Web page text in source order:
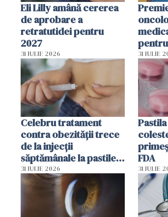
Eli Lilly amână cererea
de aprobare a
retratutidei pentru
2027
31 IULIE 2026 31 IULIE
Celebru tratament
contra obezității trece
de la injecții
săptămânale la pastile
zilnice
31 IULIE 2026
FDA
31 IULIE